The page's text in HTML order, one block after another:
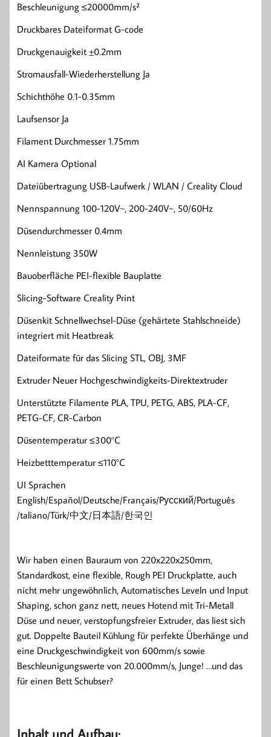
Beschleunigung ≤20000mm/s²
Druckbares Dateiformat G-code
Druckgenauigkeit ±0.2mm
Stromausfall-Wiederherstellung Ja
Schichthöhe 0.1-0.35mm
Laufsensor Ja
Filament Durchmesser 1.75mm
AI Kamera Optional
Dateiübertragung USB-Laufwerk / WLAN / Creality Cloud
Nennspannung 100-120V~, 200-240V~, 50/60Hz
Düsendurchmesser 0.4mm
Nennleistung 350W
Bauoberfläche PEI-flexible Bauplatte
Slicing-Software Creality Print
Düsenkit Schnellwechsel-Düse (gehärtete Stahlschneide)
integriert mit Heatbreak
Dateiformate für das Slicing STL, OBJ, 3MF
Extruder Neuer Hochgeschwindigkeits-Direktextruder
Unterstützte Filamente PLA, TPU, PETG, ABS, PLA-CF,
PETG-CF, CR-Carbon
Düsentemperatur ≤300°C
Heizbetttemperatur ≤110°C
UI Sprachen
English/Español/Deutsche/Français/Pусский/Português
/taliano/Türk/中文/日本語/한국인
Wir haben einen Bauraum von 220x220x250mm,
Standardkost, eine flexible, Rough PEI Druckplatte, auch
nicht mehr ungewöhnlich, Automatisches Leveln und Input
Shaping, schon ganz nett, neues Hotend mit Tri-Metall
Düse und neuer, verstopfungsfreier Extruder, das liest sich
gut. Doppelte Bauteil Kühlung für perfekte Überhänge und
eine Druckgeschwindigkeit von 600mm/s sowie
Beschleunigungswerte von 20.000mm/s, Junge! …und das
für einen Bett Schubser?